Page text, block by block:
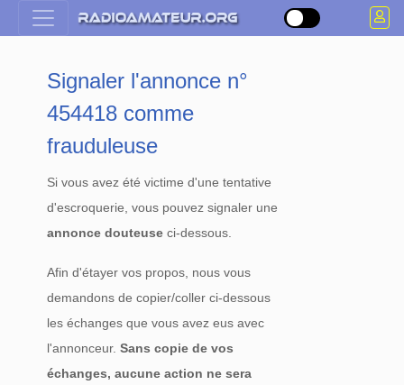
Signaler l'annonce n°
454418 comme
frauduleuse
Si vous avez été victime d'une tentative
d'escroquerie, vous pouvez signaler une
annonce douteuse ci-dessous.
Afin d'étayer vos propos, nous vous
demandons de copier/coller ci-dessous
les échanges que vous avez eus avec
l'annonceur.Sans copie de vos
échanges, aucune action ne sera